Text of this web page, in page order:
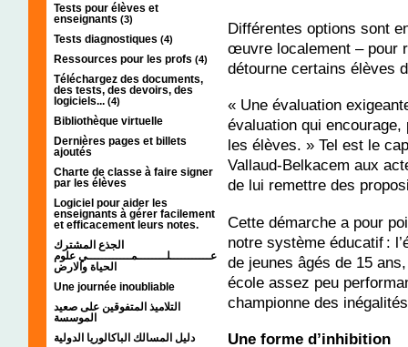
Tests pour élèves et
enseignants (3)
Tests diagnostiques (4)
Ressources pour les profs (4)
Téléchargez des documents,
des tests, des devoirs, des
logiciels... (4)
Bibliothèque virtuelle
Dernières pages et billets
ajoutés
Charte de classe à faire signer
par les élèves
Logiciel pour aider les
enseignants à gérer facilement
et efficacement leurs notes.
الجذع المشترك
عـــــــــــلــــــــمــــــــــــي علوم
الحياة والارض
Une journée inoubliable
التلاميذ المتفوقين على صعيد
الموسسة
دليل المسالك الباكالوريا الدولية
Différentes options sont
œuvre localement – pour
détourne certains élèves
« Une évaluation
évaluation qui
les élèves. » Tel est le
Vallaud-Belkacem aux
de lui remettre des
Cette démarche a pour
notre système éducatif :
de jeunes âgés de 15
école assez peu
championne des
Une forme d’inhibition